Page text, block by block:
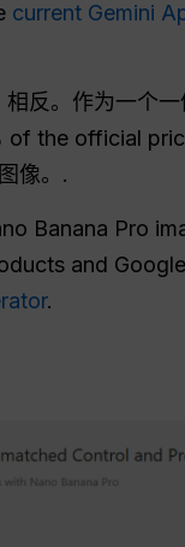
current Gemini
相反。作为一个
of the official
像。.
Banana Pro
and
.